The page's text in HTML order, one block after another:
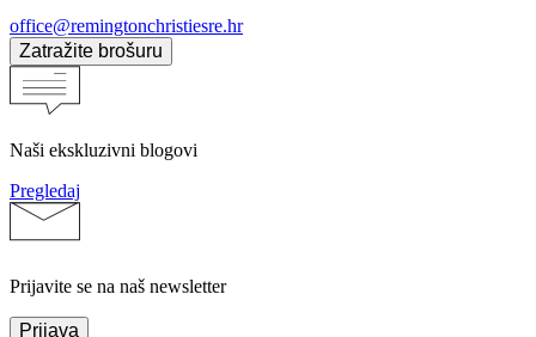
office@remingtonchristiesre.hr
Zatražite brošuru
Naši ekskluzivni blogovi
Pregledaj
Prijavite se na naš newsletter
Prijava